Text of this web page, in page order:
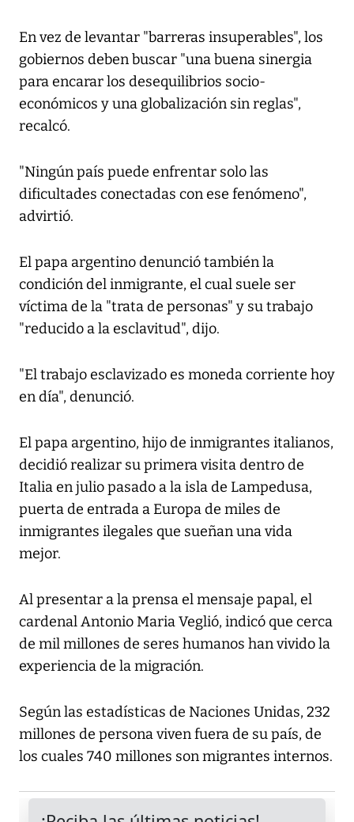
En vez de levantar "barreras insuperables", los
gobiernos deben buscar "una buena sinergia
para encarar los desequilibrios socio-
económicos y una globalización sin reglas",
recalcó.
"Ningún país puede enfrentar solo las
dificultades conectadas con ese fenómeno",
advirtió.
El papa argentino denunció también la
condición del inmigrante, el cual suele ser
víctima de la "trata de personas" y su trabajo
"reducido a la esclavitud", dijo.
"El trabajo esclavizado es moneda corriente hoy
en día", denunció.
El papa argentino, hijo de inmigrantes italianos,
decidió realizar su primera visita dentro de
Italia en julio pasado a la isla de Lampedusa,
puerta de entrada a Europa de miles de
inmigrantes ilegales que sueñan una vida
mejor.
Al presentar a la prensa el mensaje papal, el
cardenal Antonio Maria Veglió, indicó que cerca
de mil millones de seres humanos han vivido la
experiencia de la migración.
Según las estadísticas de Naciones Unidas, 232
millones de persona viven fuera de su país, de
los cuales 740 millones son migrantes internos.